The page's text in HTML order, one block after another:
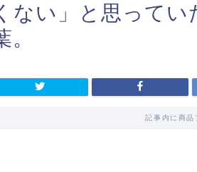
ない」と思って
。
記事内に商品